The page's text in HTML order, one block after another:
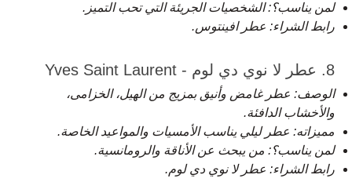
لمن يناسب؟: الشخصيات الجريئة التي تحب التميز.
رابط الشراء: عطر افينتوس.
8. عطر لا نوي دي لوم - Yves Saint Laurent
الوصف: عطر غامض وأنيق بمزيج من الهيل، الخزامى،
والأخشاب الدافئة.
مميزاته: عطر ليلي يناسب الأمسيات والمواعيد الخاصة.
لمن يناسب؟: من يبحث عن الأناقة والرومانسية.
رابط الشراء: عطر لا نوي دي لوم.